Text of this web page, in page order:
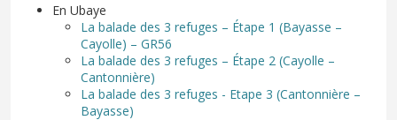
En Ubaye
La balade des 3 refuges – Étape 1 (Bayasse –
Cayolle) – GR56
La balade des 3 refuges – Étape 2 (Cayolle –
Cantonnière)
La balade des 3 refuges - Etape 3 (Cantonnière –
Bayasse)